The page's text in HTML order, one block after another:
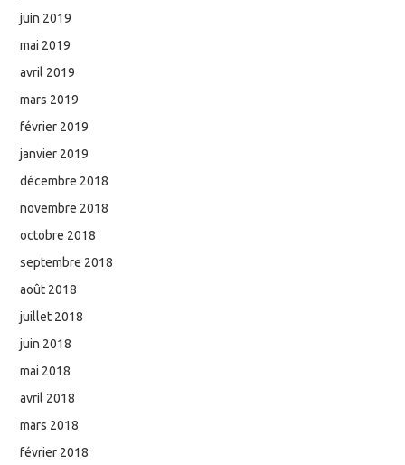
juin 2019
mai 2019
avril 2019
mars 2019
février 2019
janvier 2019
décembre 2018
novembre 2018
octobre 2018
septembre 2018
août 2018
juillet 2018
juin 2018
mai 2018
avril 2018
mars 2018
février 2018